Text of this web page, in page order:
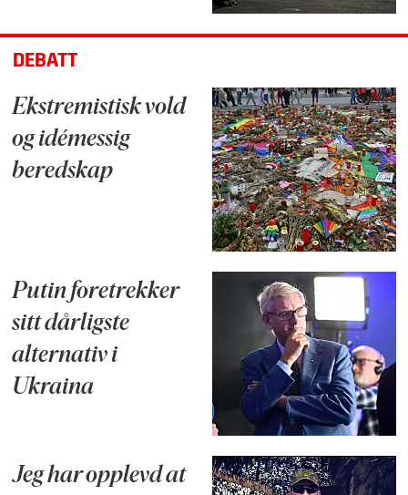
DEBATT
Ekstremistisk vold
og idémessig
beredskap
Putin foretrekker
sitt dårligste
alternativ i
Ukraina
Jeg har opplevd at